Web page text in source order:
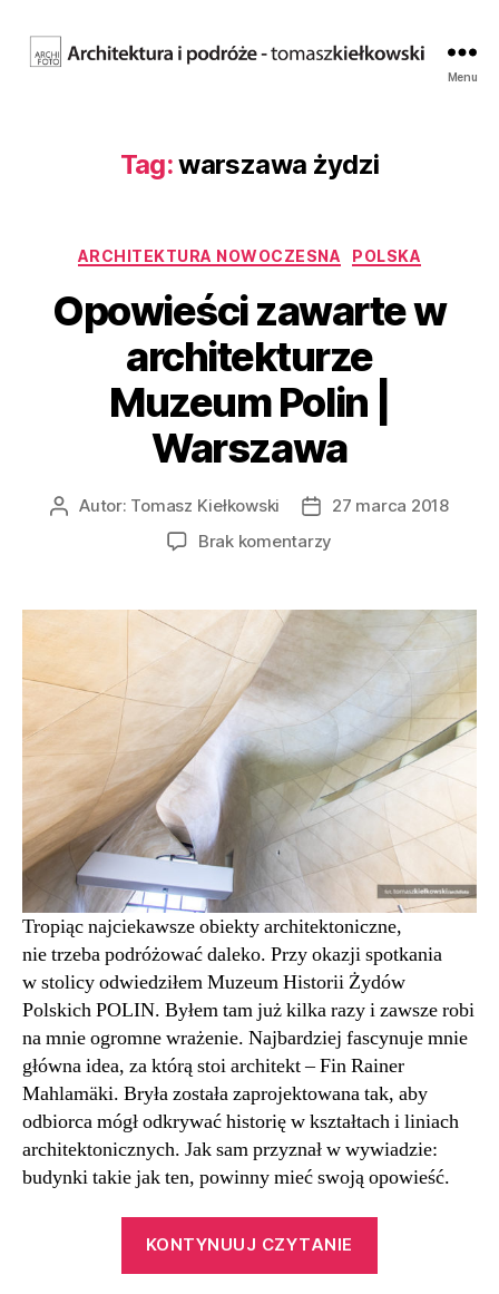
Kiełkowski.
Menu
Tag:warszawa żydzi
Kategorie
ARCHITEKTURA NOWOCZESNA POLSKA
Opowieści zawarte w
architekturze
Muzeum Polin |
Warszawa
AutorAutor: Tomasz Kiełkowski
Data27 marca 2018
Brak komentarzy
w
architekturze
Polin
|
Warszawa
Tropiąc najciekawsze obiekty architektoniczne,
nie trzeba podróżować daleko. Przy okazji spotkania
w stolicy odwiedziłem Muzeum Historii Żydów
Polskich POLIN. Byłem tam już kilka razy i zawsze robi
na mnie ogromne wrażenie. Najbardziej fascynuje mnie
główna idea, za którą stoi architekt – Fin Rainer
Mahlamäki. Bryła została zaprojektowana tak, aby
odbiorca mógł odkrywać historię w kształtach i liniach
architektonicznych. Jak sam przyznał w wywiadzie:
budynki takie jak ten, powinny mieć swoją opowieść.
KONTYNUUJ CZYTANIE